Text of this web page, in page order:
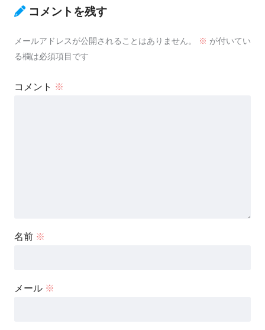
コメントを残す
メールアドレスが公開されることはありません。 ※ が付いてい
る欄は必須項目です
コメント ※
名前 ※
メール ※